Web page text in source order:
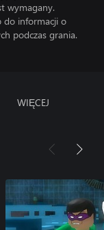
wymagany.
do informacji o
podczas grania.
WIĘCEJ